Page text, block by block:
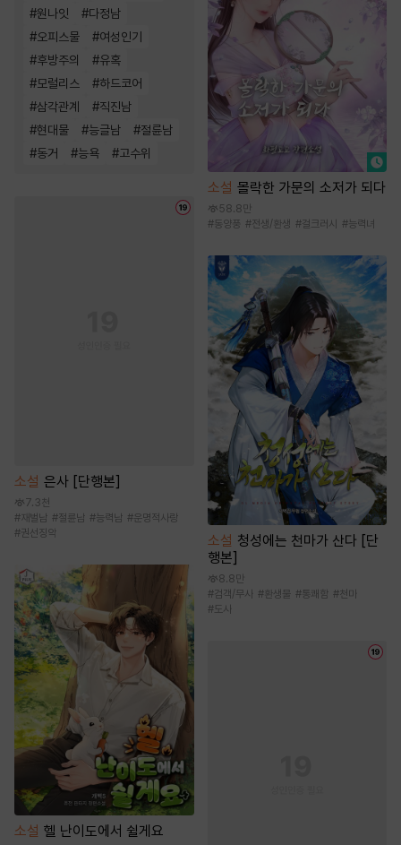
#원나잇 #다정남
#오피스물 #여성인기
#후방주의 #유혹
#모럴리스 #하드코어
#삼각관계 #직진남
#현대물 #능글남 #절륜남
#동거 #능욕 #고수위
소설 은사 [단행본]
7.3천
# 재벌남 #절륜남 #능력남 #운명적사랑
#권선징악
소설 헬 난이도에서 쉴게요
소설 몰락한 가문의 소저가 되다
58.8만
#동양풍 #전생/환생 #걸크러시 #능력녀
소설 청성에는 천마가 산다 [단
행본]
8.8만
#검객/무사 #환생물 #통쾌함 #천마
#도사